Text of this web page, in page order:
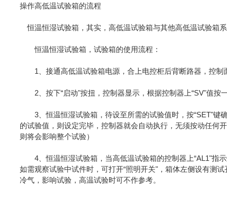
操作高低温试验箱的流程
恒温恒湿试验箱，其实，高低温试验箱与其他高低温试验箱
恒温恒湿试验箱，试验箱的使用流程：
1、接通高低温试验箱电源，合上电控柜后背断路器，控制面
2、按下“启动"按扭，控制器显示，根据控制器上“SV"值按
3、恒温恒湿试验箱，待设至所需的试验值时，按“SET"键
的试验值，则设定完毕，控制器就会自动执行，无须按动任何
则将会影响整个试验）
4、恒温恒湿试验箱，当高低温试验箱的控制器上“AL1"指
如需观察试验中试件时，可打开“照明开关"，箱体左侧设有测
冷气，影响试验，高温试验时可不作参考。